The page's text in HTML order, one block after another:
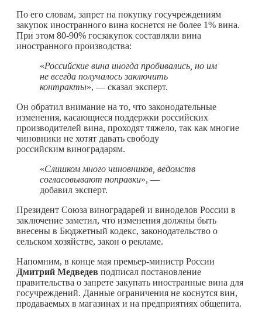
По его словам, запрет на покупку госучреждениям
закупок иностранного вина коснется не более 1% вина.
При этом 80-90% госзакупок составляли вина
иностранного производства:
«Российские вина иногда пробивались, но им
не всегда получалось заключить
контракты», — сказал эксперт.
Он обратил внимание на то, что законодательные
изменения, касающиеся поддержки российских
производителей вина, проходят тяжело, так как многие
чиновники не хотят давать свободу
российским виноградарям.
«Слишком много чиновников, ведомств
согласовывают поправки», —
добавил эксперт.
Президент Союза виноградарей и виноделов России в
заключение заметил, что изменения должны быть
внесены в Бюджетный кодекс, законодательство о
сельском хозяйстве, закон о рекламе.
Напомним, в конце мая премьер-министр России
Дмитрий Медведев подписал постановление
правительства о запрете закупать иностранные вина для
госучреждений. Данные ограничения не коснутся вин,
продаваемых в магазинах и на предприятиях общепита.